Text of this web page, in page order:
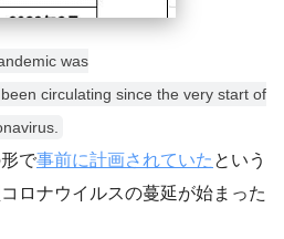
was
circulating since the very start of
で事前に計画されていた という
ロナウイルスの蔓延が始まった